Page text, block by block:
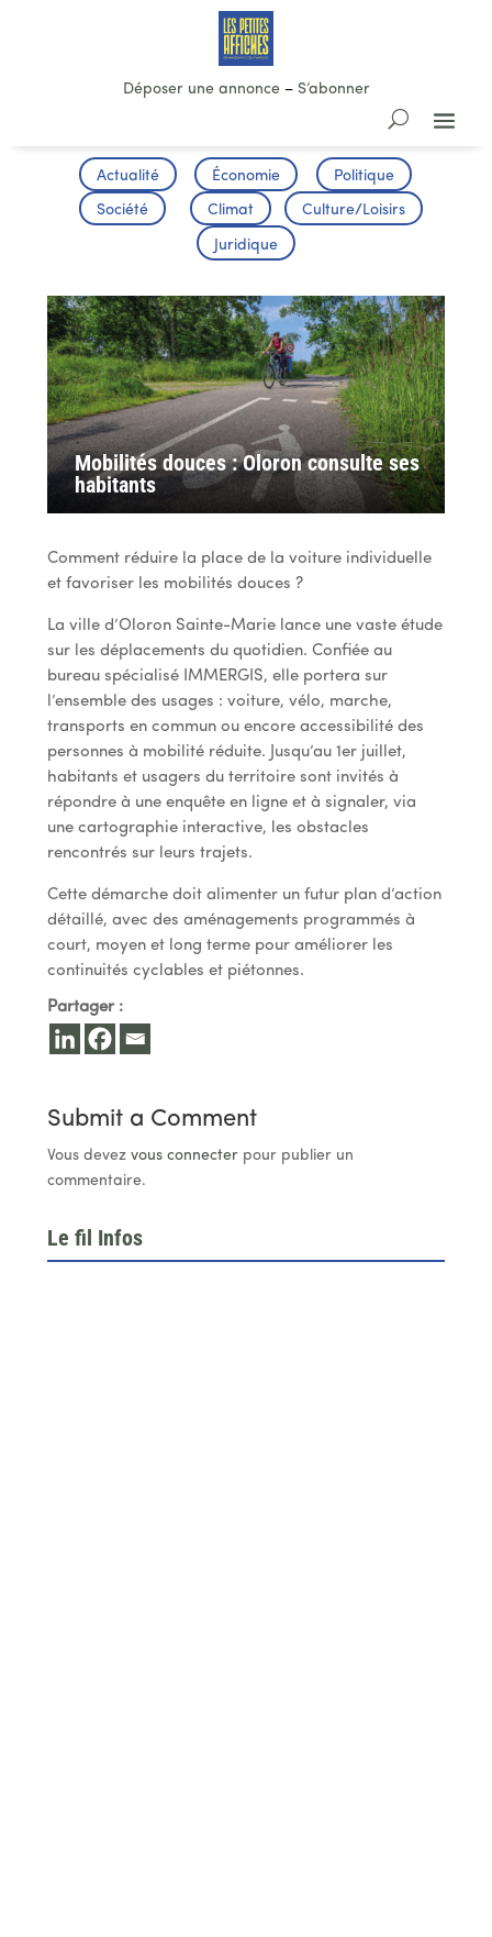
Déposer une annonce– S’abonner
Actualité Économie Politique
Société Climat Culture/Loisirs
Juridique
Mobilités douces : Oloron consulte ses
habitants
Comment réduire la place de la voiture individuelle
et favoriser les mobilités douces ?
La ville d’Oloron Sainte-Marie lance une vaste étude
sur les déplacements du quotidien. Confiée au
bureau spécialisé IMMERGIS, elle portera sur
l’ensemble des usages : voiture, vélo, marche,
transports en commun ou encore accessibilité des
personnes à mobilité réduite. Jusqu’au 1er juillet,
habitants et usagers du territoire sont invités à
répondre à une enquête en ligne et à signaler, via
une cartographie interactive, les obstacles
rencontrés sur leurs trajets.
Cette démarche doit alimenter un futur plan d’action
détaillé, avec des aménagements programmés à
court, moyen et long terme pour améliorer les
continuités cyclables et piétonnes.
Partager :
Submit a Comment
Vous devez vous connecterpour publier un
commentaire.
Le fil Infos